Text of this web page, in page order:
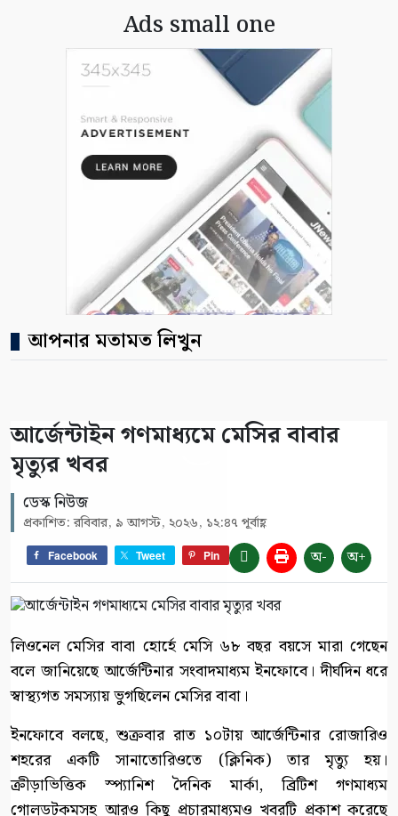
Ads small one
আপনার মতামত লিখুন
আর্জেন্টাইন গণমাধ্যমে মেসির বাবার
মৃত্যুর খবর
ডেস্ক নিউজ
প্রকাশিত: রবিবার, ৯ আগস্ট, ২০২৬, ১২:৪৭ পূর্বাহ্ণ
Facebook Tweet Pin অ- অ+
লিওনেল মেসির বাবা হোর্হে মেসি ৬৮ বছর বয়সে মারা গেছেন
বলে জানিয়েছে আর্জেন্টিনার সংবাদমাধ্যম ইনফোবে। দীর্ঘদিন ধরে
স্বাস্থ্যগত সমস্যায় ভুগছিলেন মেসির বাবা।
ইনফোবে বলছে, শুক্রবার রাত ১০টায় আর্জেন্টিনার রোজারিও
শহরের একটি সানাতোরিওতে (ক্লিনিক) তার মৃত্যু হয়।
ক্রীড়াভিত্তিক স্প্যানিশ দৈনিক মার্কা, ব্রিটিশ গণমাধ্যম
গোলডটকমসহ আরও কিছু প্রচারমাধ্যমও খবরটি প্রকাশ করেছে